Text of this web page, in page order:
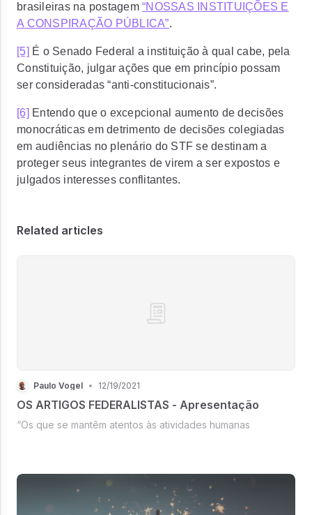
brasileiras na postagem “NOSSAS INSTITUIÇÕES E
A CONSPIRAÇÃO PÚBLICA”.
[5] É o Senado Federal a instituição à qual cabe, pela
Constituição, julgar ações que em princípio possam
ser consideradas “anti-constitucionais”.
[6] Entendo que o excepcional aumento de decisões
monocráticas em detrimento de decisões colegiadas
em audiências no plenário do STF se destinam a
proteger seus integrantes de virem a ser expostos e
julgados interesses conflitantes.
Related articles
Paulo Vogel • 12/19/2021
OS ARTIGOS FEDERALISTAS - Apresentação
“Os que se mantêm atentos às atividades humanas